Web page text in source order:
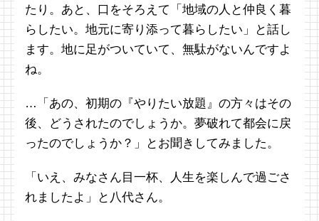
たり。あと、口をそろえて「地域の人と仲良く暮
らしたい。地元に寄り添って暮らしたい」と話し
ます。地に足がついていて、無駄がないんですよ
ね。
…「あの、初期の『やりたい放題』の方々はその
後、どうされたのでしょうか。夢破れて都会に戻
ったのでしょうか？」とお聞きしてみました。
「いえ、みなさん目一杯、人生を楽しんで過ごさ
れましたよ」と八代さん。